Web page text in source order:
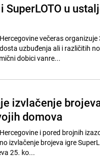
SuperLOTO u
večeras
uzbuđenja ali i različitih
dobici vanre...
izvlačenje
domova
i pored brojnih
izvlačenje brojeva igre
25. ko...